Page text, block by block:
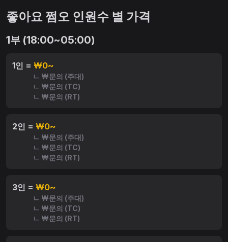
좋아요 쩜오 인원수 별 가격
1부 (18:00~05:00)
1인 = ₩0~
ㄴ ₩문의 (주대)
ㄴ ₩문의 (TC)
ㄴ ₩문의 (RT)
2인 = ₩0~
ㄴ ₩문의 (주대)
ㄴ ₩문의 (TC)
ㄴ ₩문의 (RT)
3인 = ₩0~
ㄴ ₩문의 (주대)
ㄴ ₩문의 (TC)
ㄴ ₩문의 (RT)